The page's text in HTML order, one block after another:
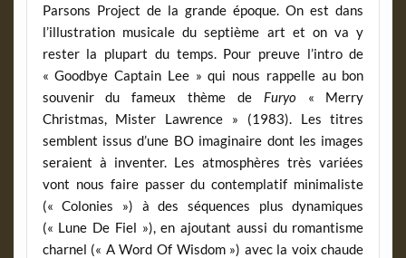
Parsons Project de la grande époque. On est dans
l’illustration musicale du septième art et on va y
rester la plupart du temps. Pour preuve l’intro de
« Goodbye Captain Lee » qui nous rappelle au bon
souvenir du fameux thème de Furyo « Merry
Christmas, Mister Lawrence » (1983). Les titres
semblent issus d’une BO imaginaire dont les images
seraient à inventer. Les atmosphères très variées
vont nous faire passer du contemplatif minimaliste
(« Colonies ») à des séquences plus dynamiques
(« Lune De Fiel »), en ajoutant aussi du romantisme
charnel (« A Word Of Wisdom ») avec la voix chaude